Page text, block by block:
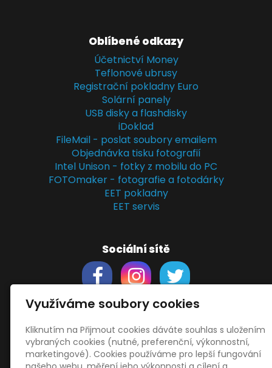
Oblíbené odkazy
Účetnictví Money
Teflonové ubrusy
Registrační pokladny Euro
Solární panely
USB disky a flashdisky
iDoklad
FileMail - poslat soubory emailem
Objednávka tisku fotografií
Intel Unison - fotky z mobilu do PC
FOTOmaker - fotografie a fotodárky
EET pokladny
EET servis
Sociální sítě
Support
Obchodní podmínky
Využíváme soubory cookies
Kliknutím na Přijmout cookies dáváte souhlas s uložením
vybraných cookies (nutné, preferenční, výkonnostní,
marketingové). Cookies používáme pro lepší fungování